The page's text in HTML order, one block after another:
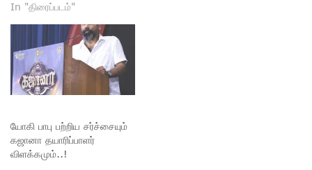
In "திரைப்படம்"
யோகி பாபு பற்றிய சர்ச்சையும்
கஜானா தயாரிப்பாளர்
விளக்கமும்..!